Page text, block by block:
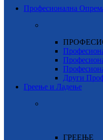
Професионална
Други
Греење и Ладење
ГРЕЕЊЕ